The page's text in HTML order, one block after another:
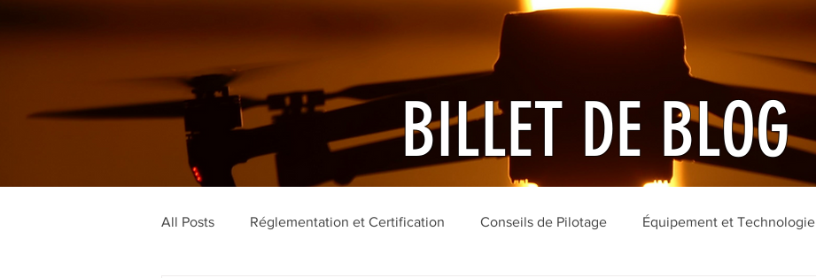
BILLET DE BLOG
All Posts Réglementation et Certification Conseils de Pilotage Équipement et Technologie